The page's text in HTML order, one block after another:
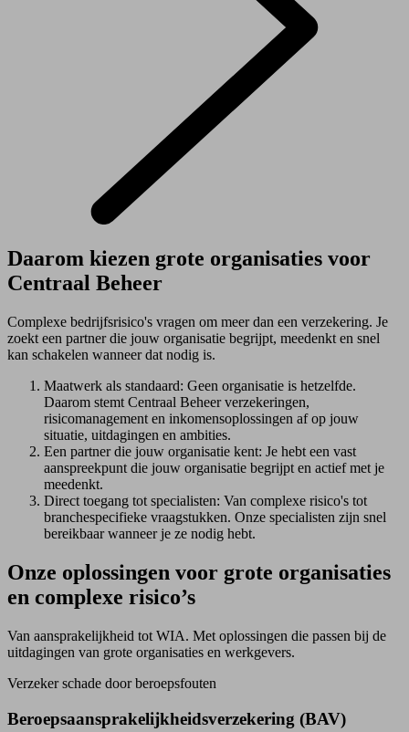
Daarom kiezen grote organisaties voor
Centraal Beheer
Complexe bedrijfsrisico's vragen om meer dan een verzekering. Je
zoekt een partner die jouw organisatie begrijpt, meedenkt en snel
kan schakelen wanneer dat nodig is.
Maatwerk als standaard: Geen organisatie is hetzelfde.
Daarom stemt Centraal Beheer verzekeringen,
risicomanagement en inkomensoplossingen af op jouw
situatie, uitdagingen en ambities.
Een partner die jouw organisatie kent: Je hebt een vast
aanspreekpunt die jouw organisatie begrijpt en actief met je
meedenkt.
Direct toegang tot specialisten: Van complexe risico's tot
branchespecifieke vraagstukken. Onze specialisten zijn snel
bereikbaar wanneer je ze nodig hebt.
Onze oplossingen voor grote organisaties
en complexe risico’s
Van aansprakelijkheid tot WIA. Met oplossingen die passen bij de
uitdagingen van grote organisaties en werkgevers.
Verzeker schade door beroepsfouten
Beroeps­­aansprakelijkheids­verzekering (BAV)